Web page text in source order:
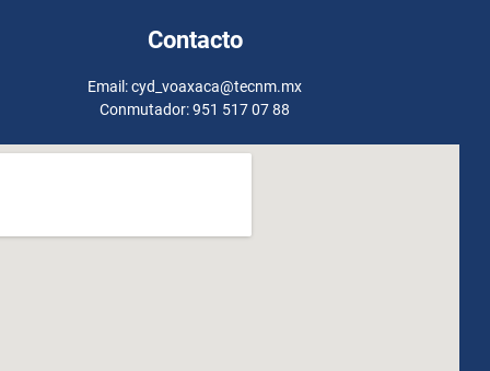
Contacto
Email: cyd_voaxaca@tecnm.mx
Conmutador: 951 517 07 88